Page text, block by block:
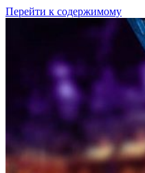
Перейти к содержимому